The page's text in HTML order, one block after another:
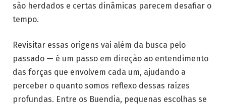
são herdados e certas dinâmicas parecem desafiar o
tempo.
Revisitar essas origens vai além da busca pelo
passado — é um passo em direção ao entendimento
das forças que envolvem cada um, ajudando a
perceber o quanto somos reflexo dessas raízes
profundas. Entre os Buendia, pequenas escolhas se